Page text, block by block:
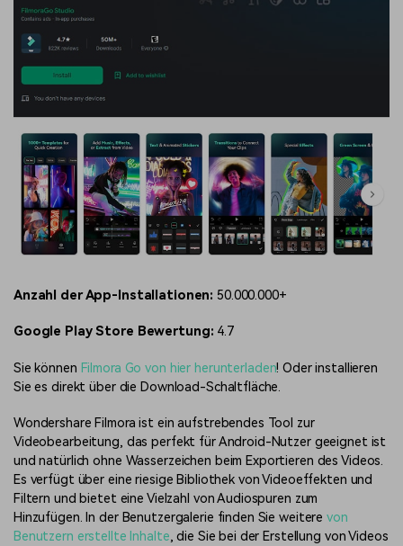
Anzahl der App-Installationen: 50.000.000+
Google Play Store Bewertung: 4.7
Sie können Filmora Go von hier herunterladen! Oder installieren
Sie es direkt über die Download-Schaltfläche.
Wondershare Filmora ist ein aufstrebendes Tool zur
Videobearbeitung, das perfekt für Android-Nutzer geeignet ist
und natürlich ohne Wasserzeichen beim Exportieren des Videos.
Es verfügt über eine riesige Bibliothek von Videoeffekten und
Filtern und bietet eine Vielzahl von Audiospuren zum
Hinzufügen. In der Benutzergalerie finden Sie weitere von
Benutzern erstellte Inhalte, die Sie bei der Erstellung von Videos